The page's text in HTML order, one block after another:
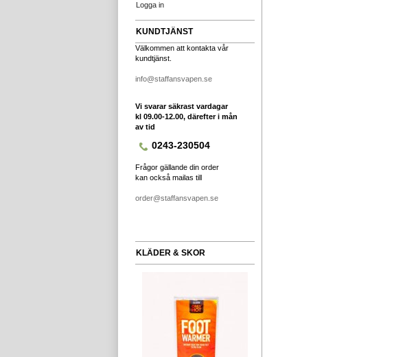
Logga in
KUNDTJÄNST
Välkommen att kontakta vår
kundtjänst.
info@staffansvapen.se
Vi svarar säkrast vardagar
kl 09.00-12.00, därefter i mån
av tid
0243-230504
Frågor gällande din order
kan också mailas till
order@staffansvapen.se
KLÄDER & SKOR